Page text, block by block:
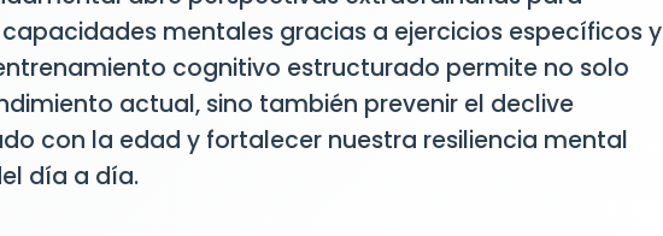
mentales gracias a ejercicios específicos y
cognitivo estructurado permite no solo
actual, sino también prevenir el declive
con la edad y fortalecer nuestra resiliencia mental
día a día.